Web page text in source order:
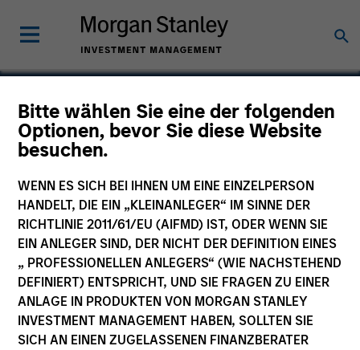
Bitte wählen Sie eine der folgenden
Optionen, bevor Sie diese Website
besuchen.
WENN ES SICH BEI IHNEN UM EINE EINZELPERSON
HANDELT, DIE EIN „KLEINANLEGER“ IM SINNE DER
RICHTLINIE 2011/61/EU (AIFMD) IST, ODER WENN SIE
EIN ANLEGER SIND, DER NICHT DER DEFINITION EINES
„ PROFESSIONELLEN ANLEGERS“ (WIE NACHSTEHEND
DEFINIERT) ENTSPRICHT, UND SIE FRAGEN ZU EINER
ANLAGE IN PRODUKTEN VON MORGAN STANLEY
INVESTMENT MANAGEMENT HABEN, SOLLTEN SIE
SICH AN EINEN ZUGELASSENEN FINANZBERATER
Nitromed